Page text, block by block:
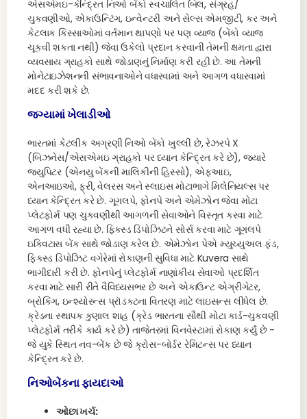
એસએમઇ-કેન્દ્રિત નિઓ બેંકો સ્વચાલિત બિલ, સંગ્રહ/
ચુકવણીઓ, એકાઉન્ટિંગ, ઇન્વેન્ટરી અને સેલ્સ એમજીટી, કર અને
કેટલાક કિસ્સાઓમાં વર્તમાન થાપણો પર પણ વ્યાજ (બેંકો વ્યાજ
ચૂકવી શકતા નથી) જેવા ઉકેલો પ્રદાન કરવાની તેમની ક્ષમતા દ્વારા
વ્યવસાય ગ્રાહકો સાથે જોડાણનું નિર્માણ કરી રહી છે. આ તેમની
મોનેટાઇઝેશનની સંભાવનાઓને વધારવામાં અને આગળ વધારવામાં
મદદ કરી શકે છે.
જગ્યામાં ખેલાડીઓ
ભારતમાં કેટલીક અગ્રણી નિઓ બેંકો ખુલ્લી છે, રેઝરપે X
(બિઝનેસ/એસએમઇ ગ્રાહકો પર ધ્યાન કેન્દ્રિત કરે છે), જ્યારે
જ્યુપિટર (એનયુ બેંકની માલિકીની હિસ્સો), એફઆઇ,
એનઆઇઓ, ફ્રી, વેલરસ અને સ્લાઇસ મોટાભાગે મિલેનિયલ્સ પર
ધ્યાન કેન્દ્રિત કરે છે. ગૂગલપે, ફોનપે અને એમેઝોન જેવા મોટા
પ્લેટફોર્મ પણ ચુકવણીથી આગળની સેવાઓને વિસ્તૃત કરવા માટે
આગળ વધી રહ્યા છે. ફિક્સ્ડ ડિપોઝિટને સોર્સ કરવા માટે ગૂગલપે
ઇક્વિટાસ બેંક સાથે જોડાણ કરેલ છે. એમેઝોન પેએ મ્યુચ્યુઅલ ફંડ,
ફિક્સ્ડ ડિપોઝિટ વગેરેમાં રોકાણની સુવિધા માટે Kuvera સાથે
ભાગીદારી કરી છે. ફોનપેનું પ્લેટફોર્મ નાણાંકીય સેવાઓ પ્રદર્શિત
કરવા માટે સારી રીતે વૈવિધ્યસભર છે અને એકાઉન્ટ એગ્રીગેટર,
બ્રોકિંગ, ઇન્શ્યોરન્સ પ્રૉડક્ટના વિતરણ માટે લાઇસન્સ લીધેલ છે.
ક્રેડના સ્થાપક કુણાલ શાહ (ક્રેડ ભારતના સૌથી મોટા કાર્ડ-ચુકવણી
પ્લેટફોર્મ તરીકે કાર્ય કરે છે) તાજેતરમાં વિનવેસ્ટામાં રોકાણ કર્યું છે -
જે યુકે સ્થિત નવ-બેંક છે જે ક્રોસ-બોર્ડર રેમિટન્સ પર ધ્યાન
કેન્દ્રિત કરે છે.
નિઓબેંકના ફાયદાઓ
ઓછા ખર્ચ: